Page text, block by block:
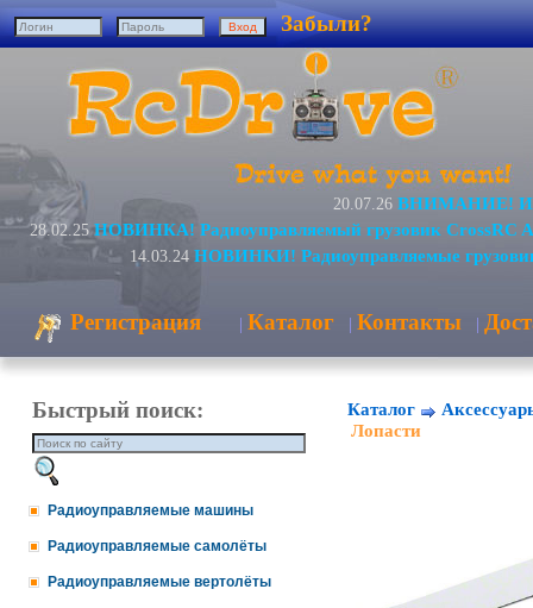
Забыли?
20.07.26 ВНИМАНИЕ!
28.02.25 НОВИНКА! Радиоуправляемый грузовик CrossRC
14.03.24 НОВИНКИ! Радиоуправляемые
Регистрация | Каталог | Контакты |
Быстрый поиск:
Радиоуправляемые машины
Радиоуправляемые самолёты
Радиоуправляемые вертолёты
Каталог
Лопасти